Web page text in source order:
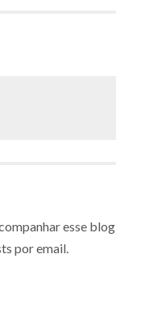
esse blog
por email.